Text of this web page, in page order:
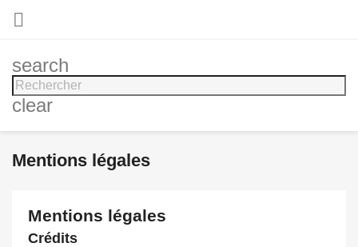

search
clear
Mentions légales
Mentions légales
Crédits